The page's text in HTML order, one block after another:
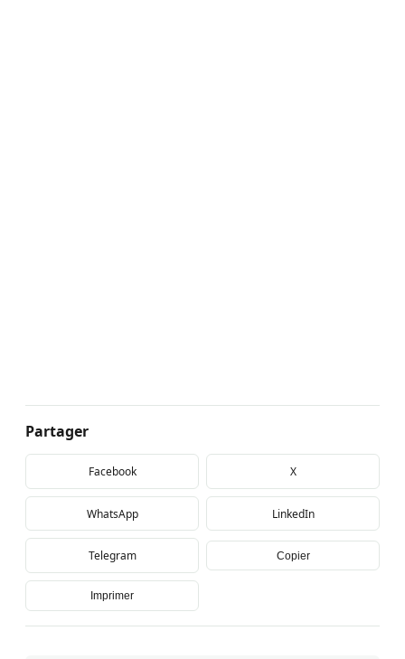
Partager
Facebook X
WhatsApp LinkedIn
Telegram Copier
Imprimer